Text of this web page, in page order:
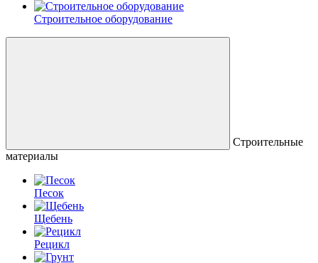
Строительное оборудование
Строительные
материалы
Песок
Щебень
Рецикл